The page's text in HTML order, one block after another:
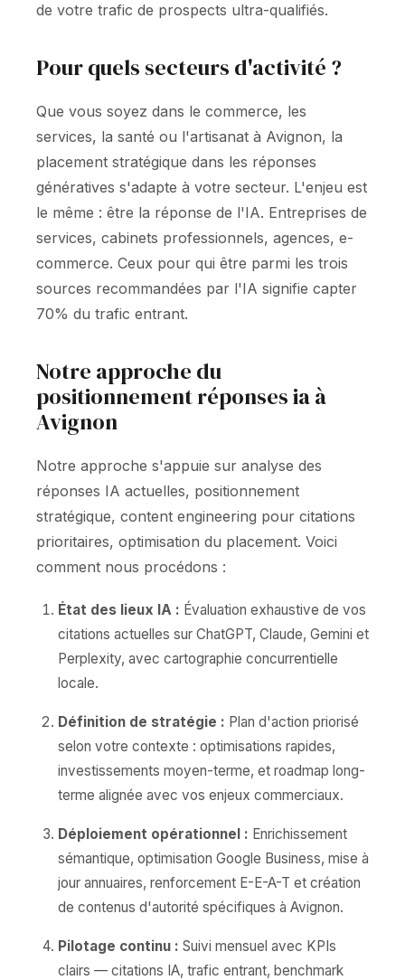
de votre trafic de prospects ultra-qualifiés.
Pour quels secteurs d'activité ?
Que vous soyez dans le commerce, les
services, la santé ou l'artisanat à Avignon, la
placement stratégique dans les réponses
génératives s'adapte à votre secteur. L'enjeu est
le même : être la réponse de l'IA. Entreprises de
services, cabinets professionnels, agences, e-
commerce. Ceux pour qui être parmi les trois
sources recommandées par l'IA signifie capter
70% du trafic entrant.
Notre approche du
positionnement réponses ia à
Avignon
Notre approche s'appuie sur analyse des
réponses IA actuelles, positionnement
stratégique, content engineering pour citations
prioritaires, optimisation du placement. Voici
comment nous procédons :
État des lieux IA : Évaluation exhaustive de vos
citations actuelles sur ChatGPT, Claude, Gemini et
Perplexity, avec cartographie concurrentielle
locale.
Définition de stratégie : Plan d'action priorisé
selon votre contexte : optimisations rapides,
investissements moyen-terme, et roadmap long-
terme alignée avec vos enjeux commerciaux.
Déploiement opérationnel : Enrichissement
sémantique, optimisation Google Business, mise à
jour annuaires, renforcement E-E-A-T et création
de contenus d'autorité spécifiques à Avignon.
Pilotage continu : Suivi mensuel avec KPIs
clairs — citations IA, trafic entrant, benchmark